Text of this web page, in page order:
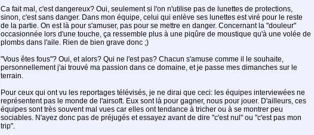
Ca fait mal, c'est dangereux? Oui, seulement si l'on n'utilise pas de lunettes de protections,
sinon, c'est sans danger. Dans mon équipe, celui qui enlève ses lunettes est viré pour le reste
de la partie. On est là pour s'amuser, pas pour se mettre en danger. Concernant la "douleur"
occasionnée lors d'une touche, ça ressemble plus à une piqûre de moustique qu'à une volée de
plombs dans l'aile. Rien de bien grave donc ;)
"Vous êtes fous"? Oui, et alors? Qui ne l'est pas? Chacun s'amuse comme il le souhaite,
personnellement j'ai trouvé ma passion dans ce domaine, et je passe mes dimanches sur le
terrain.
Pour ceux qui ont vu les reportages télévisés, je ne dirai que ceci: les équipes interviewées ne
représentent pas le monde de l'airsoft. Eux sont là pour gagner, nous pour jouer. D'ailleurs, ces
équipes sont très souvent mal vues car elles ont tendance à tricher ou à se montrer peu
sociables. N'ayez donc pas de préjugés et essayez avant de dire "c'est nul" ou "c'est pas mon
trip".